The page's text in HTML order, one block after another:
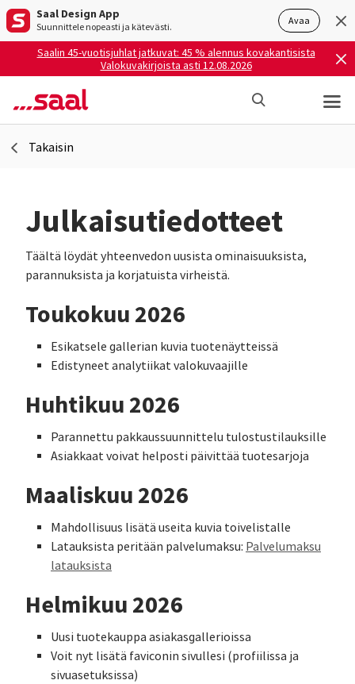
Saal Design App
Suunnittele nopeasti ja kätevästi. Avaa
Saalin 45-vuotisjuhlat jatkuvat: 45 % alennus kovakantisista
Valokuvakirjoista asti 12.08.2026
Takaisin
Julkaisutiedotteet
Täältä löydät yhteenvedon uusista ominaisuuksista,
parannuksista ja korjatuista virheistä.
Toukokuu 2026
Esikatsele gallerian kuvia tuotenäytteissä
Edistyneet analytiikat valokuvaajille
Huhtikuu 2026
Parannettu pakkaussuunnittelu tulostustilauksille
Asiakkaat voivat helposti päivittää tuotesarjoja
Maaliskuu 2026
Mahdollisuus lisätä useita kuvia toivelistalle
Latauksista peritään palvelumaksu: Palvelumaksu
latauksista
Helmikuu 2026
Uusi tuotekauppa asiakasgallerioissa
Voit nyt lisätä faviconin sivullesi (profiilissa ja
sivuasetuksissa)